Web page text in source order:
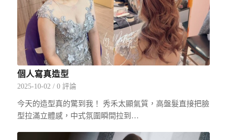
個人寫真造型
2025-10-02 / 0 評論
今天的造型真的驚到我！ 秀禾太顯氣質，高盤髮直接把臉
型拉滿立體感，中式氛圍瞬間拉到…